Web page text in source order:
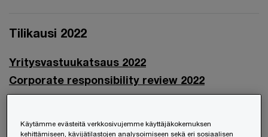
Tilikausi 2022
Yritysvastuukatsaus 2022
Corporate responsibility review 2022
Financial statements 2022
Käytämme evästeitä verkkosivujemme käyttäjäkokemuksen
kehittämiseen, kävijätilastojen analysoimiseen sekä eri sosiaalisen